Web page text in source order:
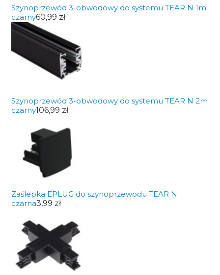
Szynoprzewód 3-obwodowy do systemu TEAR N 1m
czarny60,99 zł
Szynoprzewód 3-obwodowy do systemu TEAR N 2m
czarny106,99 zł
Zaślepka EPLUG do szynoprzewodu TEAR N
czarna3,99 zł